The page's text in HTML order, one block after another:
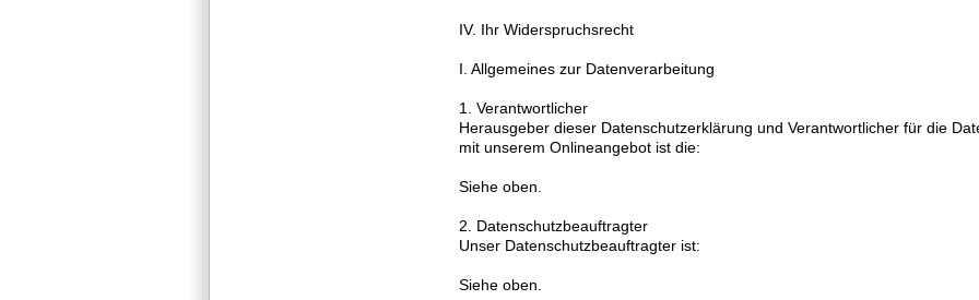
IV. Ihr Widerspruchsrecht
I. Allgemeines zur Datenverarbeitung
1. Verantwortlicher
Herausgeber dieser Datenschutzerklärung und Verantwortlicher für die
mit unserem Onlineangebot ist die:
Siehe oben.
2. Datenschutzbeauftragter
Unser Datenschutzbeauftragter ist:
Siehe oben.